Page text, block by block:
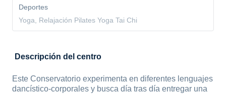
Deportes
Yoga, Relajación Pilates Yoga Tai Chi
Descripción del centro
Este Conservatorio experimenta en diferentes lenguajes
dancístico-corporales y busca día tras día entregar una